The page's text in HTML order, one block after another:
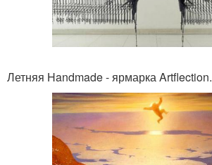
Летняя Handmade - ярмарка Artflection.